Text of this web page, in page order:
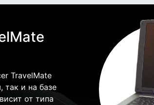
TravelMate
так и на базе
от типа